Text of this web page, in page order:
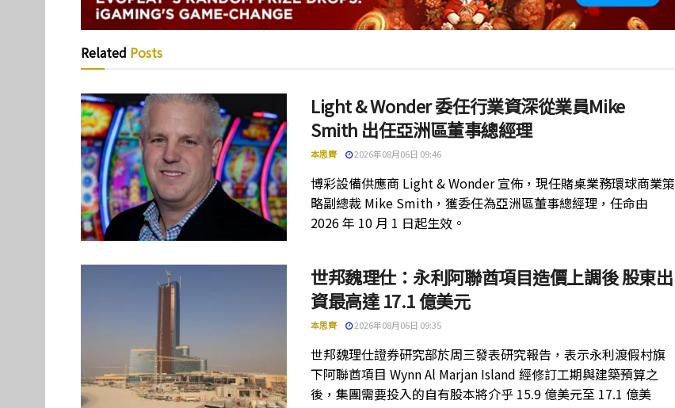
Related Posts
Light & Wonder 委任行業資深從業員Mike
Smith 出任亞洲區董事總經理
本思齊 2026年08月06日 09:46
博彩設備供應商 Light & Wonder 宣佈，現任賭桌業務環球商業策
略副總裁 Mike Smith，獲委任為亞洲區董事總經理，任命由
2026 年 10 月 1 日起生效。
世邦魏理仕：永利阿聯酋項目造價上調後 股東出
資最高達 17.1 億美元
本思齊 2026年08月06日 09:35
世邦魏理仕證券研究部於周三發表研究報告，表示永利渡假村旗
下阿聯酋項目 Wynn Al Marjan Island 經修訂工期與建築預算之
後，集團需要投入的自有股本將介乎 15.9 億美元至 17.1 億美